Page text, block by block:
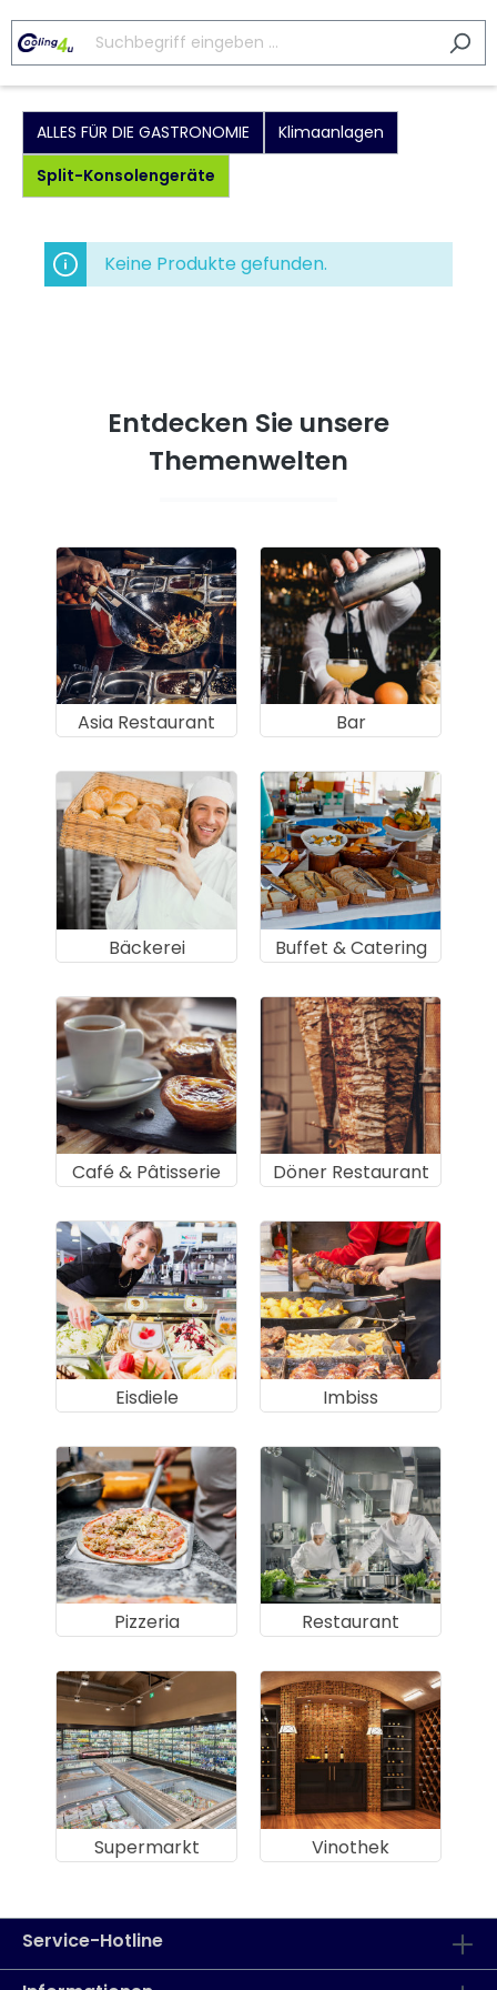
ALLES FÜR DIE GASTRONOMIE
Klimaanlagen
Split-Konsolengeräte
Keine Produkte gefunden.
Entdecken Sie unsere
Themenwelten
Asia Restaurant Bar
Bäckerei Buffet & Catering
Café & Pâtisserie Döner Restaurant
Eisdiele Imbiss
Pizzeria Restaurant
Supermarkt Vinothek
Service-Hotline